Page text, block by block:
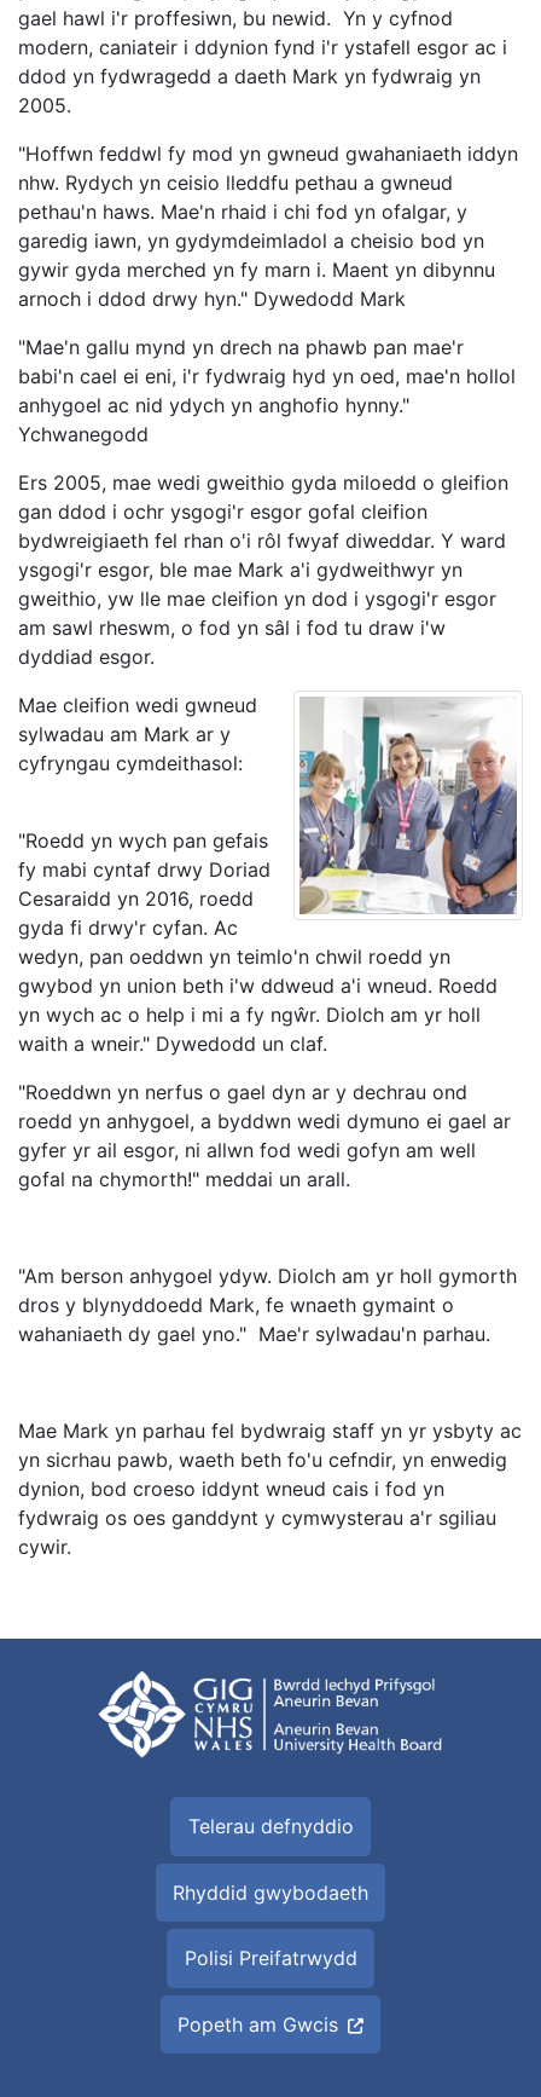
gael hawl i'r proffesiwn, bu newid. Yn y cyfnod
modern, caniateir i ddynion fynd i'r ystafell esgor ac i
ddod yn fydwragedd a daeth Mark yn fydwraig yn
2005.
"Hoffwn feddwl fy mod yn gwneud gwahaniaeth iddyn
nhw. Rydych yn ceisio lleddfu pethau a gwneud
pethau'n haws. Mae'n rhaid i chi fod yn ofalgar, y
garedig iawn, yn gydymdeimladol a cheisio bod yn
gywir gyda merched yn fy marn i. Maent yn dibynnu
arnoch i ddod drwy hyn." Dywedodd Mark
"Mae'n gallu mynd yn drech na phawb pan mae'r
babi'n cael ei eni, i'r fydwraig hyd yn oed, mae'n hollol
anhygoel ac nid ydych yn anghofio hynny."
Ychwanegodd
Ers 2005, mae wedi gweithio gyda miloedd o gleifion
gan ddod i ochr ysgogi'r esgor gofal cleifion
bydwreigiaeth fel rhan o'i rôl fwyaf diweddar. Y ward
ysgogi'r esgor, ble mae Mark a'i gydweithwyr yn
gweithio, yw lle mae cleifion yn dod i ysgogi'r esgor
am sawl rheswm, o fod yn sâl i fod tu draw i'w
dyddiad esgor.
Mae cleifion wedi gwneud
sylwadau am Mark ar y
cyfryngau cymdeithasol:
"Roedd yn wych pan gefais
fy mabi cyntaf drwy Doriad
Cesaraidd yn 2016, roedd
gyda fi drwy'r cyfan. Ac
wedyn, pan oeddwn yn teimlo'n chwil roedd yn
gwybod yn union beth i'w ddweud a'i wneud. Roedd
yn wych ac o help i mi a fy ngŵr. Diolch am yr holl
waith a wneir." Dywedodd un claf.
"Roeddwn yn nerfus o gael dyn ar y dechrau ond
roedd yn anhygoel, a byddwn wedi dymuno ei gael ar
gyfer yr ail esgor, ni allwn fod wedi gofyn am well
gofal na chymorth!" meddai un arall.
"Am berson anhygoel ydyw. Diolch am yr holl gymorth
dros y blynyddoedd Mark, fe wnaeth gymaint o
wahaniaeth dy gael yno." Mae'r sylwadau'n parhau.
Mae Mark yn parhau fel bydwraig staff yn yr ysbyty ac
yn sicrhau pawb, waeth beth fo'u cefndir, yn enwedig
dynion, bod croeso iddynt wneud cais i fod yn
fydwraig os oes ganddynt y cymwysterau a'r sgiliau
cywir.
Telerau defnyddio
Rhyddid gwybodaeth
Polisi Preifatrwydd
Popeth am Gwcis